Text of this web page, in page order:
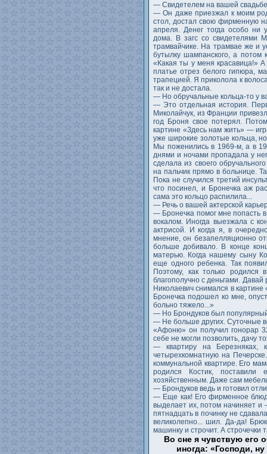
— Свидетелем на вашей
— Он даже приезжал к моим
стол, достал свою фирменную
апреля. Денег тогда особо ни
дома. В загс со свидетелями
трамвайчике. На трамвае же и
бутылку шампанского, а
«Какая ты у меня красавица!»
платье отрез белого гипюра,
трапецией. Я приколола к
так и не достала.
— Но обручальные кольца-то у
— Это отдельная история.
Миколайчук, из Франции
год Броня свое потерял.
картине «Здесь нам жить» —
уже широкие золотые кольца,
Мы поженились в 1969-м, а в
днями и ночами пропадала у
сделала из своего
на пальчик прямо в больнице.
Пока не случился третий
что посинел, и Бронечка аж
сама это кольцо распилила...
— Речь о вашей актерской
— Бронечка помог мне попасть
вокалом. Иногда выезжала с
актрисой. И когда я, в
мнение, он безапелляционно
больше добивало. В конце
матерью. Когда нашему сыну
еще одного ребенка. Так
Поэтому, как только родился
благополучно с деньгами.
Николаевич снимался в
Бронечка подошел ко мне,
больно тяжело...»
— Но Брондуков был
— Не больше других. Суточные
«Афоню» он получил гонорар
себе не могли позволить, дачу
— квартиру на Березняках,
четырехкомнатную на
коммунальной квартире. Его
родился Костик, поставили
хозяйственным. Даже сам
— Брондуков ведь и готовил
— Еще как! Его фирменное
выделает их, потом начиняет и
пятнадцать в починку не
великолепно... шил. Да-да!
машинку и строчит. А строчечки
Во сне я чувствую его
иногда: «Господи,